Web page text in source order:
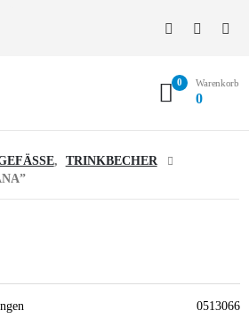
0 Warenkorb
0
,
TRINKBECHER
0513066